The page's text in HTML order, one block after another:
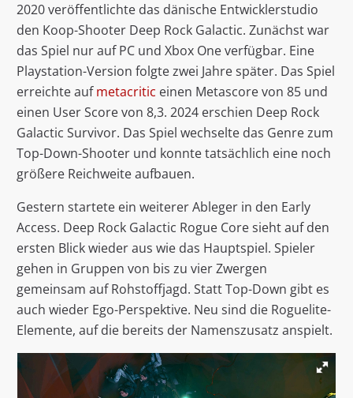
2020 veröffentlichte das dänische Entwicklerstudio
den Koop-Shooter Deep Rock Galactic. Zunächst war
das Spiel nur auf PC und Xbox One verfügbar. Eine
Playstation-Version folgte zwei Jahre später. Das Spiel
erreichte aufmetacritic einen Metascore von 85 und
einen User Score von 8,3. 2024 erschien Deep Rock
Galactic Survivor. Das Spiel wechselte das Genre zum
Top-Down-Shooter und konnte tatsächlich eine noch
größere Reichweite aufbauen.
Gestern startete ein weiterer Ableger in den Early
Access. Deep Rock Galactic Rogue Core sieht auf den
ersten Blick wieder aus wie das Hauptspiel. Spieler
gehen in Gruppen von bis zu vier Zwergen
gemeinsam auf Rohstoffjagd. Statt Top-Down gibt es
auch wieder Ego-Perspektive. Neu sind die Roguelite-
Elemente, auf die bereits der Namenszusatz anspielt.